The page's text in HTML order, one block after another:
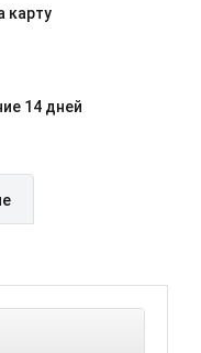
карту
14 дней